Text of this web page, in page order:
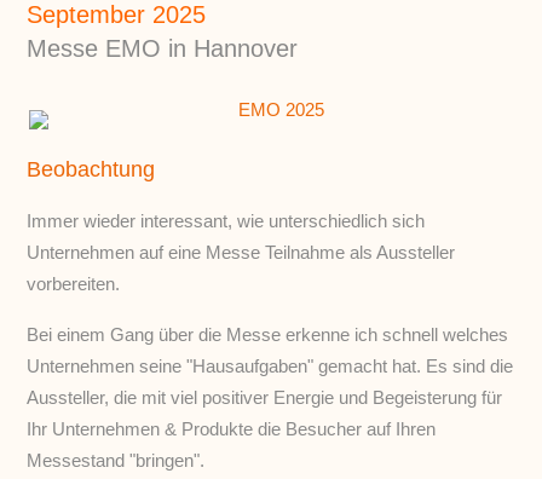
September 2025
Messe EMO in Hannover
Beobachtung
Immer wieder interessant, wie unterschiedlich sich
Unternehmen auf eine Messe Teilnahme als Aussteller
vorbereiten.
Bei einem Gang über die Messe erkenne ich schnell welches
Unternehmen seine "Hausaufgaben" gemacht hat. Es sind die
Aussteller, die mit viel positiver Energie und Begeisterung für
Ihr Unternehmen & Produkte die Besucher auf Ihren
Messestand "bringen".